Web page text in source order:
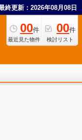
終更新：2026年08月08日
00件
最近見た物件
00件
検討リスト